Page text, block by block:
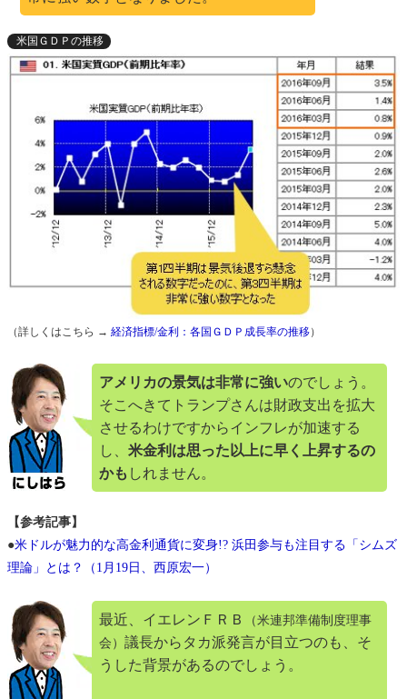
米国ＧＤＰの推移
（詳しくはこちら → 経済指標/金利：各国ＧＤＰ成長率の推移）
アメリカの景気は非常に強いのでしょう。
そこへきてトランプさんは財政支出を拡大
させるわけですからインフレが加速する
し、 米金利は思った以上に早く上昇するの
かも しれません。
【参考記事】
●米ドルが魅力的な高金利通貨に変身!? 浜田参与も注目する「シムズ
理論」とは？（1月19日、西原宏一）
最近、イエレンＦＲＢ
（米連邦準備制度理事
会） 議長からタカ派発言が目立つのも、そ
うした背景があるのでしょう。